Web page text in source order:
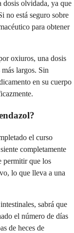
dosis olvidada, ya que
no está seguro sobre
para obtener
oxiuros, una dosis
largos. Sin
en su cuerpo
el curso
completamente
permitir que los
lo que lleva a una
sabrá que
el número de días
de heces de